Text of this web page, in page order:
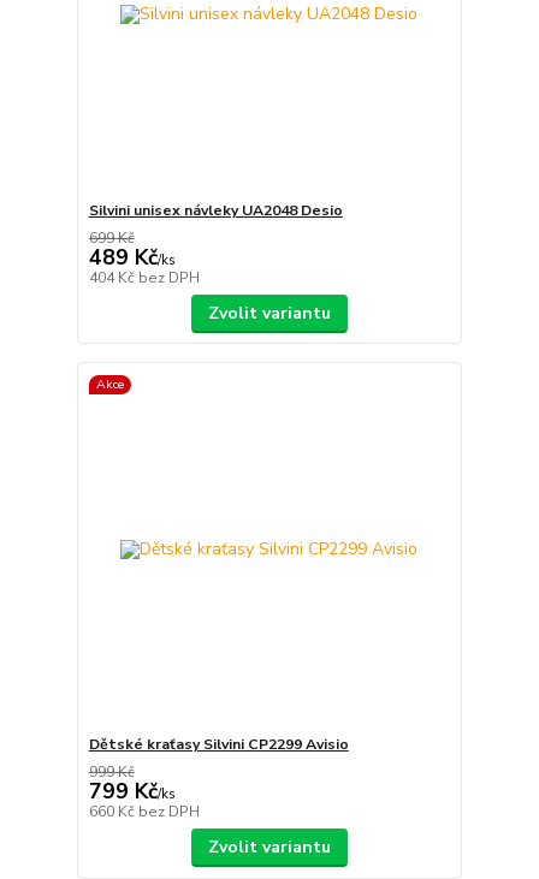
Silvini unisex návleky UA2048 Desio
699 Kč
489 Kč/ks
404 Kč bez DPH
Zvolit variantu
Akce
Dětské kraťasy Silvini CP2299 Avisio
999 Kč
799 Kč/ks
660 Kč bez DPH
Zvolit variantu